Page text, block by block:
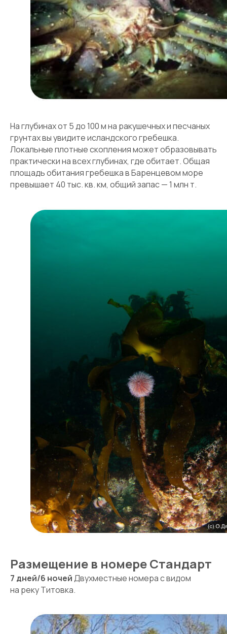
На глубинах от 5 до 100 м на ракушечных и песчаных
грунтах вы увидите исландского гребешка.
Локальные плотные скопления может образовывать
практически на всех глубинах, где обитает. Общая
площадь обитания гребешка в Баренцевом море
превышает 40 тыс. кв. км, общий запас — 1 млн т.
Размещение в номере Стандарт
7 дней/6 ночейДвухместные номера с видом
на реку Титовка.